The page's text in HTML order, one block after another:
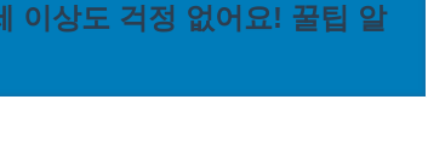
이상도 걱정 없어요! 꿀팁 알